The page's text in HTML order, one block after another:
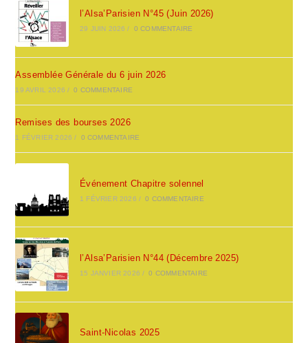
l’Alsa’Parisien N°45 (Juin 2026)
29 JUIN 2026 / 0 COMMENTAIRE
Assemblée Générale du 6 juin 2026
19 AVRIL 2026 / 0 COMMENTAIRE
Remises des bourses 2026
1 FÉVRIER 2026 / 0 COMMENTAIRE
Événement Chapitre solennel
1 FÉVRIER 2026 / 0 COMMENTAIRE
l’Alsa’Parisien N°44 (Décembre 2025)
15 JANVIER 2026 / 0 COMMENTAIRE
Saint-Nicolas 2025